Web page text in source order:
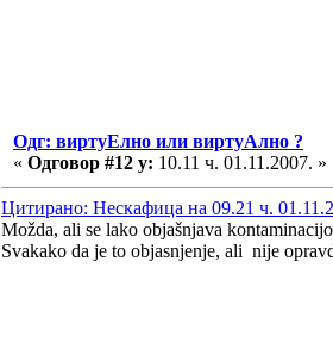
Одг: виртуЕлно или виртуАлно ?
« Одговор #12 у: 10.11 ч. 01.11.2007. »
Цитирано: Нескафица на 09.21 ч.
Možda, ali se lako objašnjava
Svakako da je to objasnjenje, ali nije